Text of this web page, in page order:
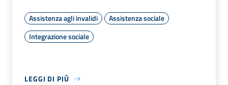
Assistenza agli invalidi
Assistenza sociale
Integrazione sociale
LEGGI DI PIÙ